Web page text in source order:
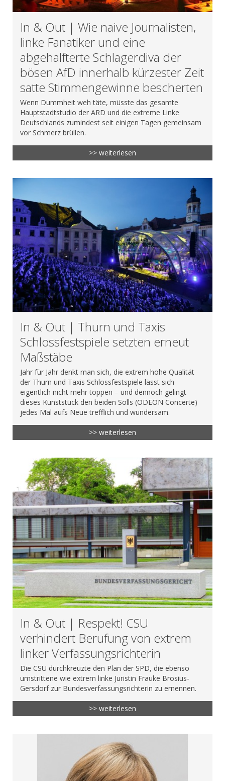
In & Out | Wie naive Journalisten,
linke Fanatiker und eine
abgehalfterte Schlagerdiva der
bösen AfD innerhalb kürzester Zeit
satte Stimmengewinne bescherten
Wenn Dummheit weh täte, müsste das gesamte
Hauptstadtstudio der ARD und die extreme Linke
Deutschlands zumindest seit einigen Tagen gemeinsam
vor Schmerz brüllen.
>> weiterlesen
In & Out | Thurn und Taxis
Schlossfestspiele setzten erneut
Maßstäbe
Jahr für Jahr denkt man sich, die extrem hohe Qualität
der Thurn und Taxis Schlossfestspiele lässt sich
eigentlich nicht mehr toppen – und dennoch gelingt
dieses Kunststück den beiden Sölls (ODEON Concerte)
jedes Mal aufs Neue trefflich und wundersam.
>> weiterlesen
In & Out | Respekt! CSU
verhindert Berufung von extrem
linker Verfassungsrichterin
Die CSU durchkreuzte den Plan der SPD, die ebenso
umstrittene wie extrem linke Juristin Frauke Brosius-
Gersdorf zur Bundesverfassungsrichterin zu ernennen.
>> weiterlesen